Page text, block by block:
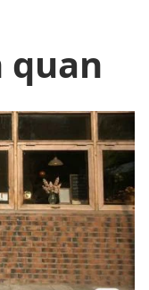
quan